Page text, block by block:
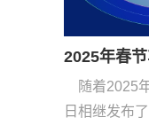
2025年春
随着2025
日相继发布